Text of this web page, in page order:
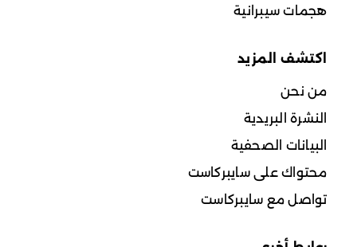
هجمات سيبرانية
اكتشف المزيد
من نحن
النشرة البريدية
البيانات الصحفية
محتواك على سايبركاست
تواصل مع سايبركاست